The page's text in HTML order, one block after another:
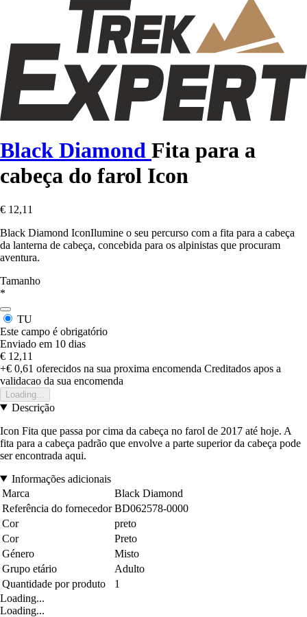
Black Diamond Fita para a
cabeça do farol Icon
€ 12,11
Black Diamond IconIlumine o seu percurso com a fita para a cabeça
da lanterna de cabeça, concebida para os alpinistas que procuram
aventura.
Tamanho
*
TU
Este campo é obrigatório
Enviado em 10 dias
€ 12,11
+€ 0,61 oferecidos na sua proxima encomenda Creditados apos a
validacao da sua encomenda
Loading...
Descrição
Icon Fita que passa por cima da cabeça no farol de 2017 até hoje. A
fita para a cabeça padrão que envolve a parte superior da cabeça pode
ser encontrada aqui.
Informações adicionais
Marca
Black Diamond
Referência do fornecedor BD062578-0000
Cor
preto
Cor
Preto
Género
Misto
Grupo etário
Adulto
Quantidade por produto
1
Loading...
Loading...